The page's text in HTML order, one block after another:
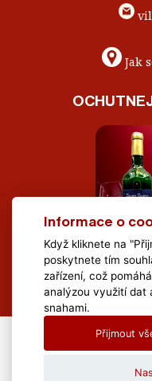
Jak
All Rights Reserved
Informace o
Když kliknete na
poskytnete tím
zařízení, což
analýzou využití dat
snahami.
Přijmout